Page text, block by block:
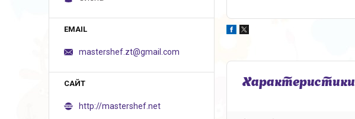
Характеристики
mastershef.zt@gmail.com
http://mastershef.net